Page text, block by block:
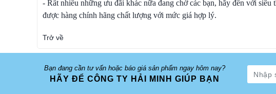
- Rất nhiều những ưu đãi khác nữa đang chờ các bạn, hãy đến với
được hàng chính hãng chất lượng với mức giá hợp lý.
Trở về
Bạn đang cần tư vấn hoặc báo giá sản phẩm ngay hôm nay?
HÃY ĐỂ CÔNG TY HẢI MINH GIÚP BẠN